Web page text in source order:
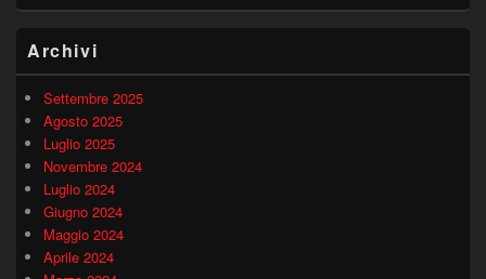
Archivi
Settembre 2025
Agosto 2025
Luglio 2025
Novembre 2024
Luglio 2024
Giugno 2024
Maggio 2024
Aprile 2024